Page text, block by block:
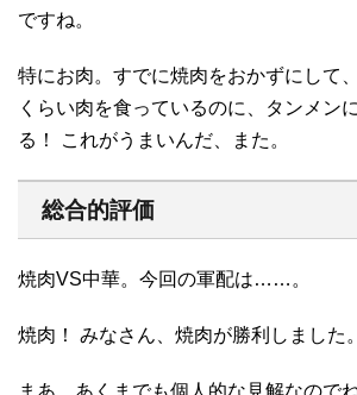
ですね。
特にお肉。すでに焼肉をおかずにして
くらい肉を食っているのに、タンメン
る！ これがうまいんだ、また。
総合的評価
焼肉VS中華。今回の軍配は……。
焼肉！ みなさん、焼肉が勝利しました。